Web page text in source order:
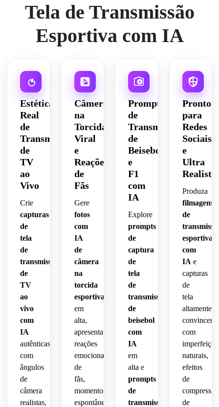
Tela de Transmissão
Esportiva com IA
Estética
Real
de
Transmissão
de
TV
ao
Vivo
Crie
capturas
de
tela
de
transmissão
de
TV
ao
vivo
com
IA
autênticas
com
ângulos
de
câmera
realistas,
Câmera
na
Torcida
Viral
e
Reações
de
Fãs
Gere
fotos
com
IA
de
câmera
na
torcida
esportiva
em
alta,
apresentando
reações
emocionais
de
fãs,
momentos
espontâneos
Prompts
de
Transmissão
de
Beisebol
e
F1
com
IA
Explore
prompts
de
captura
de
tela
de
transmissão
de
beisebol
com
IA
em
alta e
prompts
de
transmissão
Pronto
para
Redes
Sociais
e
Ultra
Realista
Produza
filmagens
de
esportiva
com
IA e
capturas
de
tela
altamente
com
naturais,
efeitos
de
compressão
de